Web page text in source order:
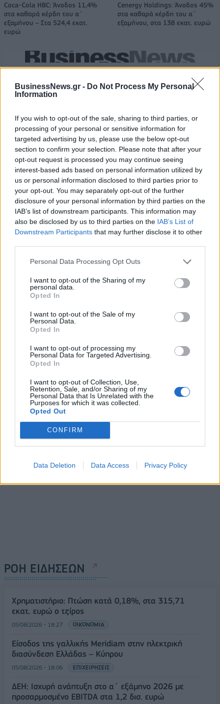
BusinessNews.gr - Do Not Process My Personal
Information
If you wish to opt-out of the sale, sharing to third parties, or
processing of your personal or sensitive information for
targeted advertising by us, please use the below opt-out
section to confirm your selection. Please note that after your
opt-out request is processed you may continue seeing
interest-based ads based on personal information utilized by
us or personal information disclosed to third parties prior to
your opt-out. You may separately opt-out of the further
disclosure of your personal information by third parties on the
IAB’s list of downstream participants. This information may
also be disclosed by us to third parties on the IAB’s List of
Downstream Participants that may further disclose it to other
Personal Data Processing Opt Outs
I want to opt-out of the Sharing of my
personal data.
Opted In
I want to opt-out of the Sale of my
Personal Data.
Opted In
I want to opt-out of processing my
Personal Data for Targeted Advertising.
Opted In
I want to opt-out of Collection, Use,
Retention, Sale, and/or Sharing of my
Personal Data that Is Unrelated with the
Purposes for which it was collected.
Opted Out
CONFIRM
Data Deletion Data Access Privacy Policy
Coca-Cola HBC: Άνοδος 11,4%
στα καθαρά κέρδη του α΄
εξαμήνου – Στα 524,4 εκατ.
ευρώ
Cenergy Holdings: Άνοδος 45%
στα καθαρά κέρδη του α΄
εξαμήνου, στα 138 εκατ. ευρώ
Η συμφωνία Arval-Athlon αναδιαμορφώνει την αγορά leasing
αναδιάρθρωσης
Αρχαίο Θέατρο Επιδαύρου
άνοιξε τις πύλες του σε όλους
ESG Report 2025: Πώς η ΑΒ Βασιλόπουλος μετατρέπει τη
βιωσιμότητα σε καθημερινή πράξη
Stoiximan: «Πού ήσουν;» στις μεγάλες στιγμές του Ολυμπιακού
ΠΕΡΙΣΣΌΤΕΡΑ ΣΕ ΑΥΤΉ ΤΗΝ ΚΑΤΗΓΟΡΊΑ
Πέτρος Σουρέτης (ΓΕΚ
ΤΕΡΝΑ): Υλοποίηση
επενδύσεων αξίας €5 δισ.
ευρώ σε κρίσιμες
υποδομές τους
τελευταίους 18 μήνες
18/05/2026 - 14:23
εκ. ευρώ με την ΓΕΚ
ΤΕΡΝΑ για το νέο Διεθνές
Αεροδρόμιο Ηρακλείου
18/05/2026 - 14:56
ΡΟΗ ΕΙΔΗΣΕΩΝ
Χρηματιστήριο: Πτώση κατά 0,18%, στα 315,71
εκατ. ευρώ ο τζίρος
05/08/2026 - 18:27 ΟΙΚΟΝΟΜΙΑ
Είσοδος της γαλλικής Meridiam στην ηλεκτρική
διασύνδεση Ελλάδας – Κύπρου
05/08/2026 - 18:06 ΕΠΙΧΕΙΡΗΣΕΙΣ
ΔΕΗ: Ισχυρή ανάπτυξη στο α΄ εξάμηνο 2026 με
προσαρμοσμένο EBITDA στα 1,2 δισ. ευρώ